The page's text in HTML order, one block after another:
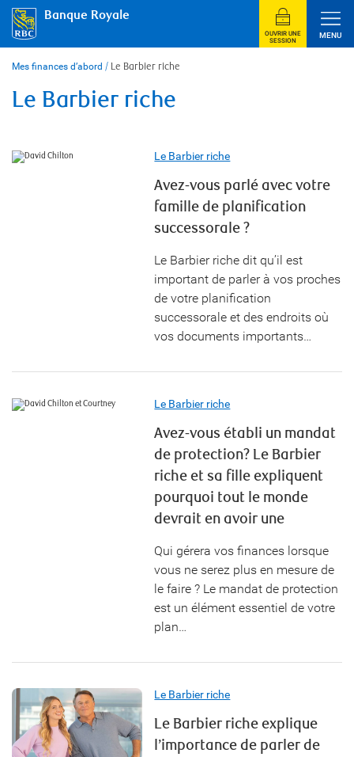
content
Banque Royale
OUVRIR UNE
SESSION
MENU
Mes finances d’abord / Le Barbier riche
Le Barbier riche
Le Barbier riche
Avez-vous parlé avec votre
famille de planification
successorale ?
Le Barbier riche dit qu’il est
important de parler à vos proches
de votre planification
successorale et des endroits où
vos documents importants…
Le Barbier riche
Avez-vous établi un mandat
de protection? Le Barbier
riche et sa fille expliquent
pourquoi tout le monde
devrait en avoir une
Qui gérera vos finances lorsque
vous ne serez plus en mesure de
le faire ? Le mandat de protection
est un élément essentiel de votre
plan…
Le Barbier riche
Le Barbier riche explique
l’importance de parler de